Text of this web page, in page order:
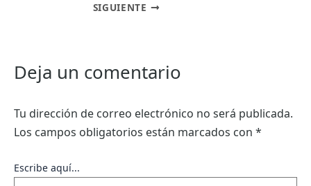
SIGUIENTE
Deja un comentario
Tu dirección de correo electrónico no será publicada.
Los campos obligatorios están marcados con *
Escribe aquí...